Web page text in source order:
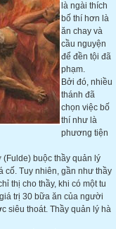
là ngài thích
bố thí hơn là
ăn chay và
cầu nguyện
để đền tội đã
phạm.
Bởi đó, nhiều
thánh đã
chọn việc bố
thí như là
phương tiện
buộc thầy quản lý
cố. Tuy nhiên, gần như thầy
thị cho thầy, khi có một tu
trị 30 bữa ăn của người
siêu thoát. Thầy quản lý hà